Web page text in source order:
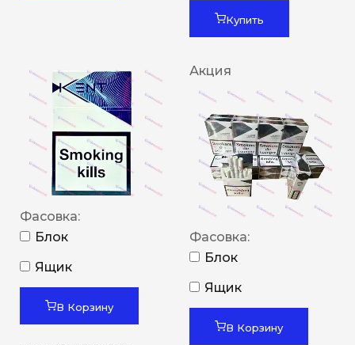
Купить
Фасовка:
Блок
Ящик
В Корзину
Акция
Фасовка:
Блок
Ящик
В Корзину